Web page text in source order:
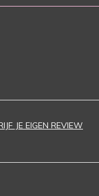
JE EIGEN REVIEW